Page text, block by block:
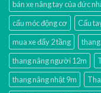
bán xe nâng tay của đức
cẩu móc động cơ
Cẩu
mua xe đẩy 2 tầng
thang nâng người 12m
thang nâng nhật 9m